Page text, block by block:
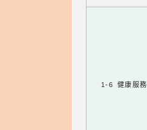
1-6 健康服務